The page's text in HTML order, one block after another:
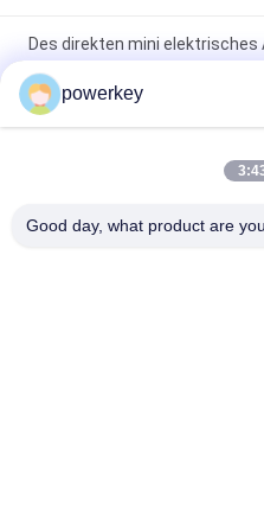
Des direkten mini
Verkaufsdiffusors China-
Luftverteiler 1.57W des
powerkey
Good day, what product are